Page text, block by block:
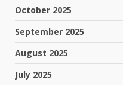
October 2025
September 2025
August 2025
July 2025